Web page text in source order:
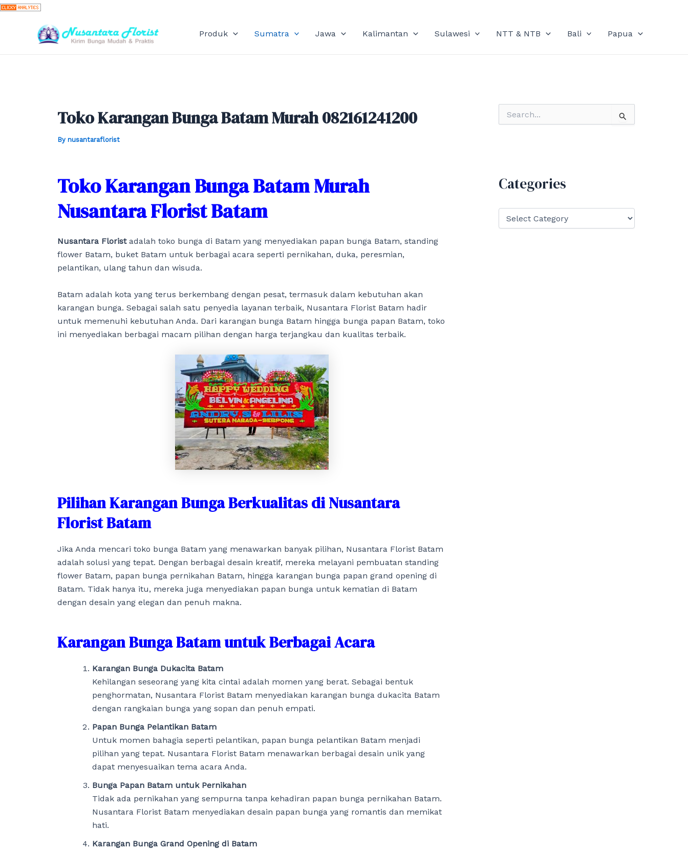
Skip
content
Produk Sumatra Jawa Kalimantan Sulawesi NTT & NTB Bali Papua
Toko Karangan Bunga Batam Murah 082161241200
By nusantaraflorist
Toko Karangan Bunga Batam Murah
Nusantara Florist Batam
Nusantara Floristadalah toko bunga di Batam yang menyediakan papan bunga Batam, standing
flower Batam, buket Batam untuk berbagai acara seperti pernikahan, duka, peresmian,
pelantikan, ulang tahun dan wisuda.
Batam adalah kota yang terus berkembang dengan pesat, termasuk dalam kebutuhan akan
karangan bunga. Sebagai salah satu penyedia layanan terbaik, Nusantara Florist Batam hadir
untuk memenuhi kebutuhan Anda. Dari karangan bunga Batam hingga bunga papan Batam, toko
ini menyediakan berbagai macam pilihan dengan harga terjangkau dan kualitas terbaik.
Pilihan Karangan Bunga Berkualitas di Nusantara
Florist Batam
Jika Anda mencari toko bunga Batam yang menawarkan banyak pilihan, Nusantara Florist Batam
adalah solusi yang tepat. Dengan berbagai desain kreatif, mereka melayani pembuatan standing
flower Batam, papan bunga pernikahan Batam, hingga karangan bunga papan grand opening di
Batam. Tidak hanya itu, mereka juga menyediakan papan bunga untuk kematian di Batam
dengan desain yang elegan dan penuh makna.
Karangan Bunga Batam untuk Berbagai Acara
Karangan Bunga Dukacita Batam
Kehilangan seseorang yang kita cintai adalah momen yang berat. Sebagai bentuk
penghormatan, Nusantara Florist Batam menyediakan karangan bunga dukacita Batam
dengan rangkaian bunga yang sopan dan penuh empati.
Papan Bunga Pelantikan Batam
Untuk momen bahagia seperti pelantikan, papan bunga pelantikan Batam menjadi
pilihan yang tepat. Nusantara Florist Batam menawarkan berbagai desain unik yang
dapat menyesuaikan tema acara Anda.
Bunga Papan Batam untuk Pernikahan
Tidak ada pernikahan yang sempurna tanpa kehadiran papan bunga pernikahan Batam.
Nusantara Florist Batam menyediakan desain papan bunga yang romantis dan memikat
hati.
Karangan Bunga Grand Opening di Batam
o
Categories